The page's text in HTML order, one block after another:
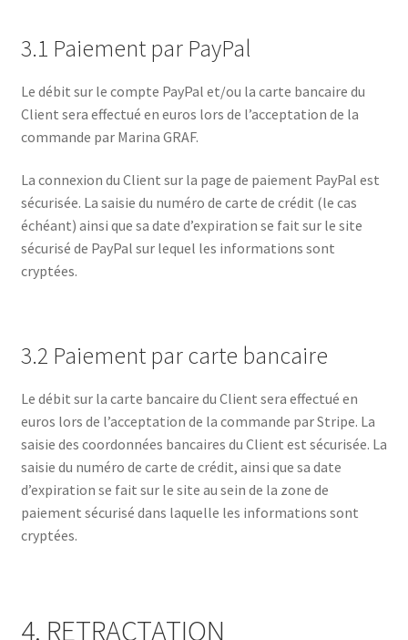
3.1 Paiement par PayPal
Le débit sur le compte PayPal et/ou la carte bancaire du
Client sera effectué en euros lors de l’acceptation de la
commande par Marina GRAF.
La connexion du Client sur la page de paiement PayPal est
sécurisée. La saisie du numéro de carte de crédit (le cas
échéant) ainsi que sa date d’expiration se fait sur le site
sécurisé de PayPal sur lequel les informations sont
cryptées.
3.2 Paiement par carte bancaire
Le débit sur la carte bancaire du Client sera effectué en
euros lors de l’acceptation de la commande par Stripe. La
saisie des coordonnées bancaires du Client est sécurisée. La
saisie du numéro de carte de crédit, ainsi que sa date
d’expiration se fait sur le site au sein de la zone de
paiement sécurisé dans laquelle les informations sont
cryptées.
4. RETRACTATION